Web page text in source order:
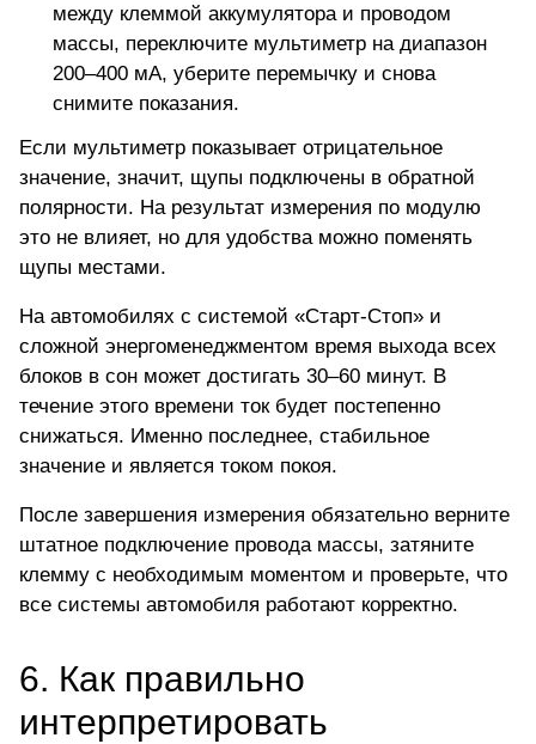
между клеммой аккумулятора и проводом
массы, переключите мультиметр на диапазон
200–400 мА, уберите перемычку и снова
снимите показания.
Если мультиметр показывает отрицательное
значение, значит, щупы подключены в обратной
полярности. На результат измерения по модулю
это не влияет, но для удобства можно поменять
щупы местами.
На автомобилях с системой «Старт-Стоп» и
сложной энергоменеджментом время выхода всех
блоков в сон может достигать 30–60 минут. В
течение этого времени ток будет постепенно
снижаться. Именно последнее, стабильное
значение и является током покоя.
После завершения измерения обязательно верните
штатное подключение провода массы, затяните
клемму с необходимым моментом и проверьте, что
все системы автомобиля работают корректно.
6. Как правильно
интерпретировать